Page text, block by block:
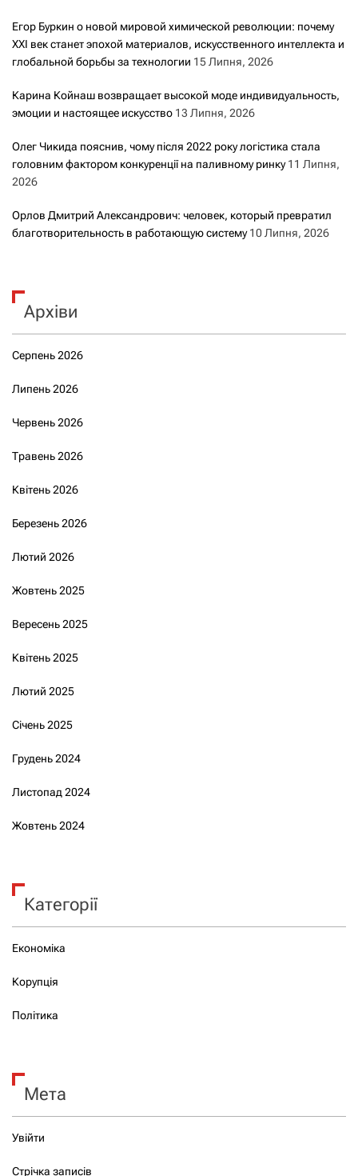
Егор Буркин о новой мировой химической революции: почему
XXI век станет эпохой материалов, искусственного интеллекта и
глобальной борьбы за технологии 15 Липня, 2026
Карина Койнаш возвращает высокой моде индивидуальность,
эмоции и настоящее искусство 13 Липня, 2026
Олег Чикида пояснив, чому після 2022 року логістика стала
головним фактором конкуренції на паливному ринку 11 Липня,
2026
Орлов Дмитрий Александрович: человек, который превратил
благотворительность в работающую систему 10 Липня, 2026
Архіви
Серпень 2026
Липень 2026
Червень 2026
Травень 2026
Квітень 2026
Березень 2026
Лютий 2026
Жовтень 2025
Вересень 2025
Квітень 2025
Лютий 2025
Січень 2025
Грудень 2024
Листопад 2024
Жовтень 2024
Категорії
Економіка
Корупція
Політика
Мета
Увійти
Стрічка записів